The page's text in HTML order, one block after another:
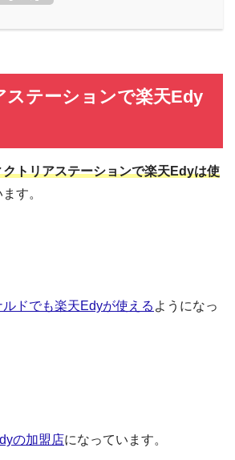
ステーションで楽天Edy
クトリアステーションで楽天Edyは使
す。
ルドでも楽天Edyが使える ようになっ
の加盟店になっています。